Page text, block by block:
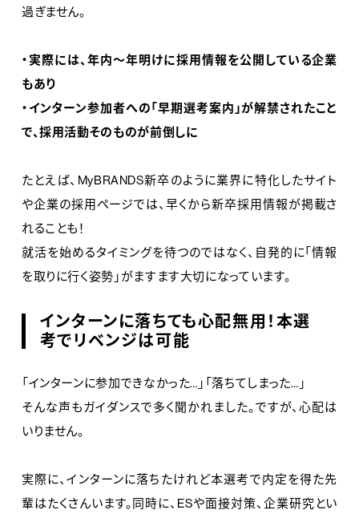
過ぎません。
・実際には、年内〜年明けに採用情報を公開している企業
もあり
・インターン参加者への「早期選考案内」が解禁されたこと
で、採用活動そのものが前倒しに
たとえば、MyBRANDS新卒のように業界に特化したサイト
や企業の採用ページでは、早くから新卒採用情報が掲載さ
れることも！
就活を始めるタイミングを待つのではなく、自発的に「情報
を取りに行く姿勢」がますます大切になっています。
インターンに落ちても心配無用！本選
考でリベンジは可能
「インターンに参加できなかった…」「落ちてしまった…」
そんな声もガイダンスで多く聞かれました。ですが、心配は
いりません。
実際に、インターンに落ちたけれど本選考で内定を得た先
輩はたくさんいます。同時に、ESや面接対策、企業研究とい